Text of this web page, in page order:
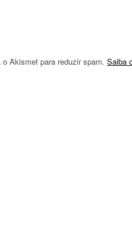
Akismet para reduzir spam. Saiba